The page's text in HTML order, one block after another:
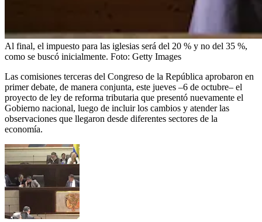
Al final, el impuesto para las iglesias será del 20 % y no del 35 %,
como se buscó inicialmente. Foto: Getty Images
Las comisiones terceras del Congreso de la República aprobaron en
primer debate, de manera conjunta, este jueves –6 de octubre– el
proyecto de ley de reforma tributaria que presentó nuevamente el
Gobierno nacional, luego de incluir los cambios y atender las
observaciones que llegaron desde diferentes sectores de la
economía.